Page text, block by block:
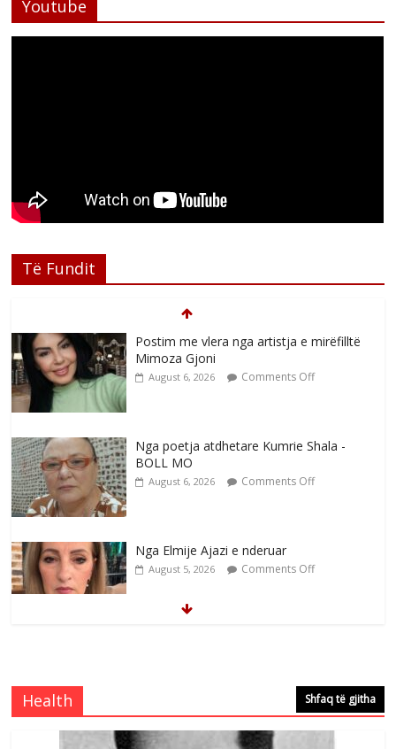
Youtube
Të Fundit
Postim me vlera nga artistja e mirëfilltë
Mimoza Gjoni
August 6, 2026 Comments Off
Nga poetja atdhetare Kumrie Shala -
BOLL MO
August 6, 2026 Comments Off
Nga Elmije Ajazi e nderuar
August 5, 2026 Comments Off
Comments Off
Health Shfaq të gjitha